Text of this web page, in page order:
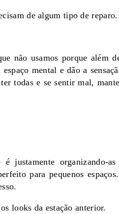
de algum tipo de reparo.
não usamos porque além
mental e dão a
todas e se sentir mal,
organizando-
para pequenos
looks da estação anterior.